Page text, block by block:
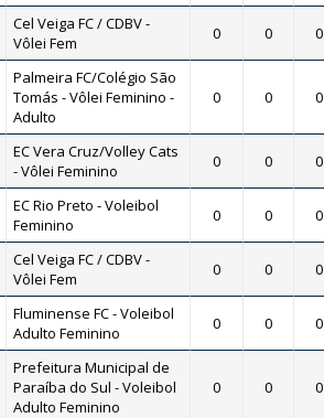
Cel Veiga FC / CDBV -
Vôlei Fem
0 0 0
Palmeira FC/Colégio São
Tomás - Vôlei Feminino -
Adulto
0 0 0
EC Vera Cruz/Volley Cats
- Vôlei Feminino
0 0 0
EC Rio Preto - Voleibol
Feminino
0 0 0
Cel Veiga FC / CDBV -
Vôlei Fem
0 0 0
Fluminense FC - Voleibol
Adulto Feminino
0 0 0
Prefeitura Municipal de
Paraíba do Sul - Voleibol
Adulto Feminino
0 0 0